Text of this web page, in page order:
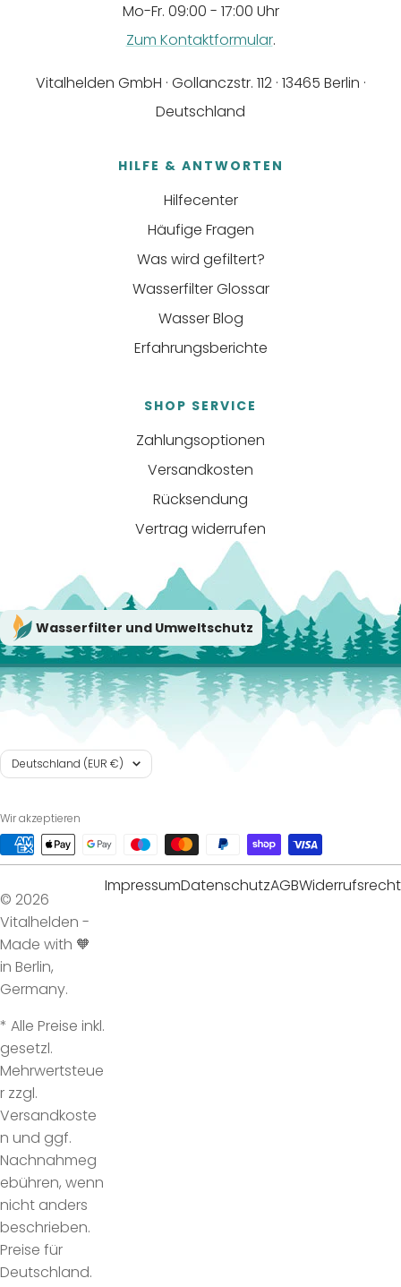
Mo-Fr. 09:00 - 17:00 Uhr
Zum Kontaktformular.
Vitalhelden GmbH · Gollanczstr. 112 · 13465 Berlin ·
Deutschland
HILFE & ANTWORTEN
Hilfecenter
Häufige Fragen
Was wird gefiltert?
Wasserfilter Glossar
Wasser Blog
Erfahrungsberichte
SHOP SERVICE
Zahlungsoptionen
Versandkosten
Rücksendung
Vertrag widerrufen
Wasserfilter und Umweltschutz
Land/Region
Deutschland (EUR €)
Wir akzeptieren
© 2026
Vitalhelden -
Made with 🧡
in Berlin,
Germany.
* Alle Preise inkl.
gesetzl.
Mehrwertsteue
r zzgl.
Versandkoste
n und ggf.
Nachnahmeg
ebühren, wenn
nicht anders
beschrieben.
Preise für
Deutschland.
ImpressumDatenschutzAGBWiderrufsrecht